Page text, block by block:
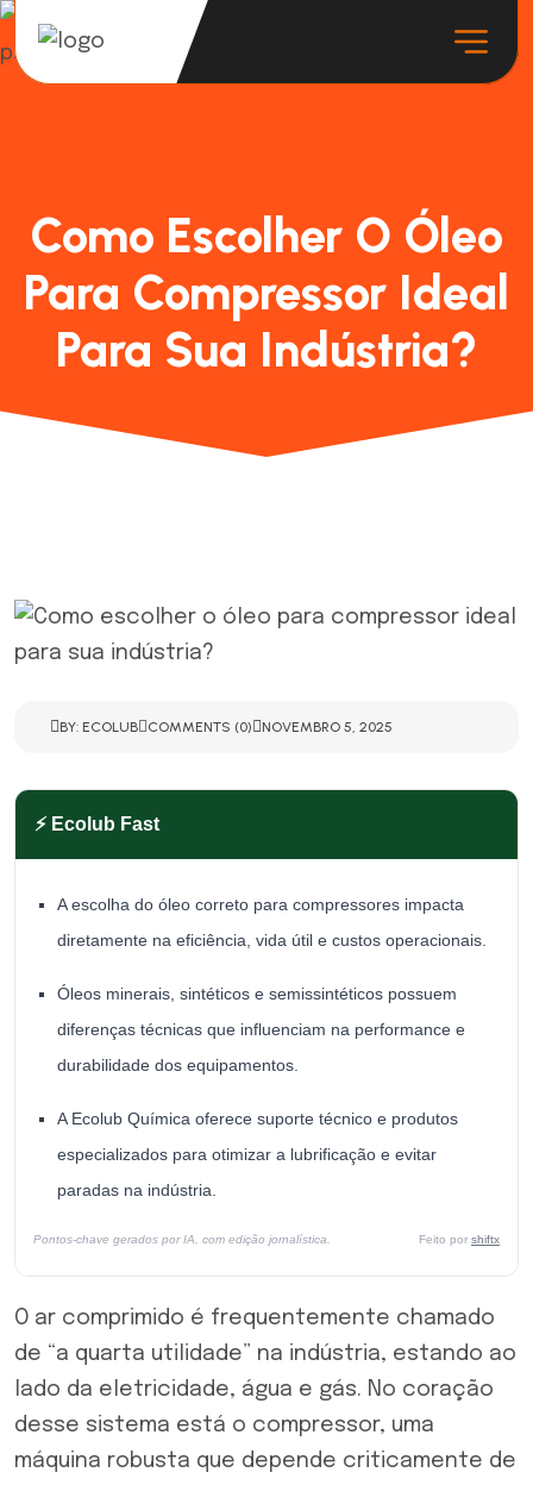
Como Escolher O Óleo
Para Compressor Ideal
Para Sua Indústria?
BY: ECOLUB COMMENTS (0) NOVEMBRO 5, 2025
⚡ Ecolub Fast
A escolha do óleo correto para compressores impacta
diretamente na eficiência, vida útil e custos operacionais.
Óleos minerais, sintéticos e semissintéticos possuem
diferenças técnicas que influenciam na performance e
durabilidade dos equipamentos.
A Ecolub Química oferece suporte técnico e produtos
especializados para otimizar a lubrificação e evitar
paradas na indústria.
Pontos-chave gerados por IA, com edição jornalística. Feito por shiftx
O ar comprimido é frequentemente chamado
de “a quarta utilidade” na indústria, estando ao
lado da eletricidade, água e gás. No coração
desse sistema está o compressor, uma
máquina robusta que depende criticamente de